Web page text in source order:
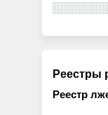
Реестры
Реестр